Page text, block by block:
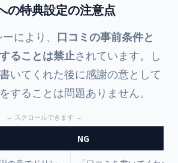
の特典設定の注意点
により、 口コミの事前条件と
ることは禁止されています。し
いてくれた後に感謝の意として
することは問題ありません。
NG